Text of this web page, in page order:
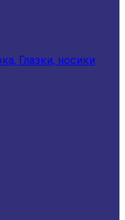
Глазки, носики